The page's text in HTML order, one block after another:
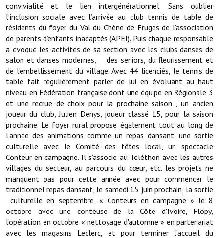
Rapport d'orientation budgétaire
Actions et projets
Projets et travaux en cours
Procès verbaux des conseils municipaux
Communication
Le bulletin municipal : Fressinfo & Le Fressinois
Toutes les publications
Le village dans l'intercommunalité
Communauté de communes
Autres groupements
Les réseaux partenaires
L'association des maires
convivialité et le lien intergénérationnel. Sans oublier
l’inclusion sociale avec l’arrivée au club tennis de table de
résidents du foyer du Val du Chêne de Fruges de l’association
de parents d’enfants inadaptés (APEI). Puis chaque responsable
a évoqué les activités de sa section avec les clubs danses de
salon et danses modernes, des seniors, du fleurissement et
de l’embellissement du village. Avec 44 licenciés, le tennis de
table fait régulièrement parler de lui en évoluant au haut
niveau en Fédération française dont une équipe en Régionale 3
et une recrue de choix pour la prochaine saison , un ancien
joueur du club, Julien Denys, joueur classé 15, pour la saison
prochaine. Le foyer rural propose également tout au long de
l’année des animations comme un repas dansant, une sortie
culturelle avec le Comité des fêtes local, un spectacle
Conteur en campagne. Il s’associe au Téléthon avec les autres
villages du secteur, au parcours du cœur, etc. les projets ne
manquent pas pour cette année avec pour commencer le
traditionnel repas dansant, le samedi 15 juin prochain, la sortie
culturelle en septembre, « Conteurs en campagne » le 8
octobre avec une conteuse de la Côte d'Ivoire, Flopy,
l’opération en octobre « nettoyage d'automne » en partenariat
avec les magasins Leclerc, et pour terminer l’accueil du